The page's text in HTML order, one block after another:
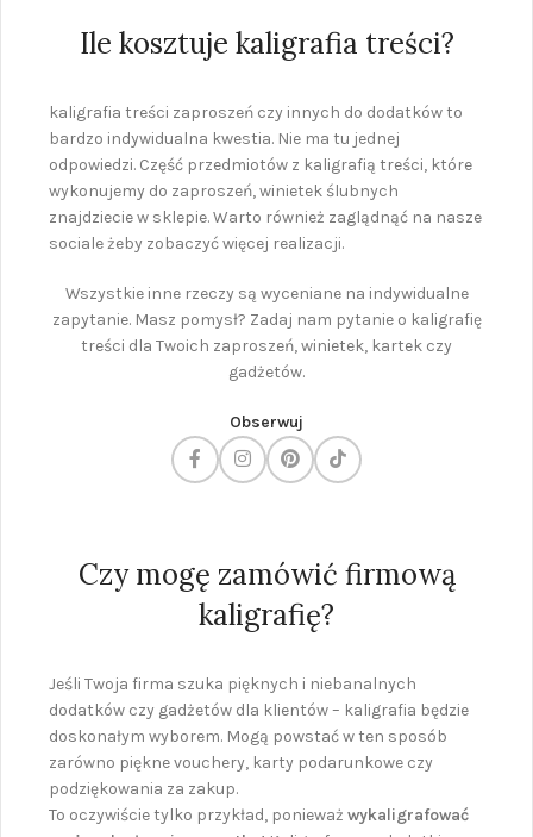
Ile kosztuje kaligrafia treści?
kaligrafia treści zaproszeń czy innych do dodatków to
bardzo indywidualna kwestia. Nie ma tu jednej
odpowiedzi. Część przedmiotów z kaligrafią treści, które
wykonujemy do zaproszeń, winietek ślubnych
znajdziecie w sklepie. Warto również zaglądnąć na nasze
sociale żeby zobaczyć więcej realizacji.
Wszystkie inne rzeczy są wyceniane na indywidualne
zapytanie. Masz pomysł? Zadaj nam pytanie o kaligrafię
treści dla Twoich zaproszeń, winietek, kartek czy
gadżetów.
Obserwuj
Czy mogę zamówić firmową
kaligrafię?
Jeśli Twoja firma szuka pięknych i niebanalnych
dodatków czy gadżetów dla klientów – kaligrafia będzie
doskonałym wyborem. Mogą powstać w ten sposób
zarówno piękne vouchery, karty podarunkowe czy
podziękowania za zakup.
To oczywiście tylko przykład, ponieważ wykaligrafować